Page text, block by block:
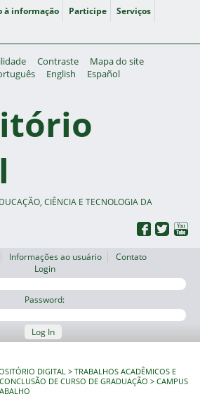
à informação Participe
Serviços
Contraste
Mapa do site
English Español
CIÊNCIA E TECNOLOGIA DA
Informações ao usuário
Contato
Login
Password:
Log In
DIGITAL
TRABALHOS ACADÊMICOS E
DE CURSO DE GRADUAÇÃO
CAMPUS